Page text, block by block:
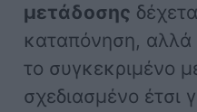
μετάδοσης
καταπόνηση, αλλά
το συγκεκριμένο
σχεδιασμένο έτσι